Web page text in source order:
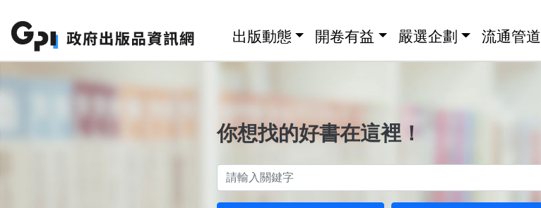
出版動態 開卷有益 嚴選企劃 流通管道
你想找的好書在這裡！